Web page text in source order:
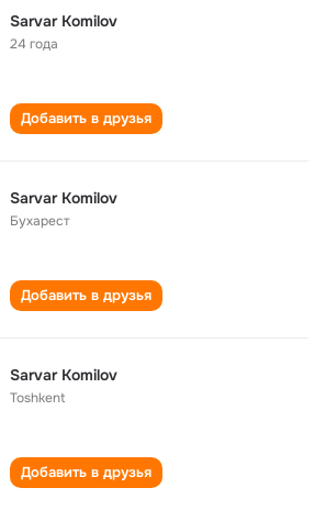
Sarvar Komilov
24 года
Добавить в друзья
Sarvar Komilov
Бухарест
Добавить в друзья
Sarvar Komilov
Toshkent
Добавить в друзья